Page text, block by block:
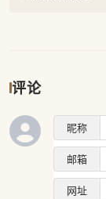
评论
昵称
邮箱
网址